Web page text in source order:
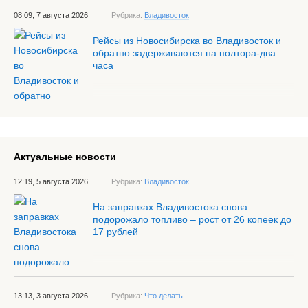
08:09, 7 августа 2026 Рубрика: Владивосток
Рейсы из Новосибирска во Владивосток и
обратно задерживаются на полтора-два
часа
Актуальные новости
12:19, 5 августа 2026 Рубрика: Владивосток
На заправках Владивостока снова
подорожало топливо – рост от 26 копеек до
17 рублей
13:13, 3 августа 2026 Рубрика: Что делать